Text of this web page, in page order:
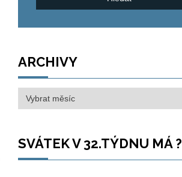
ARCHIVY
Archivy
SVÁTEK V 32.TÝDNU MÁ ?